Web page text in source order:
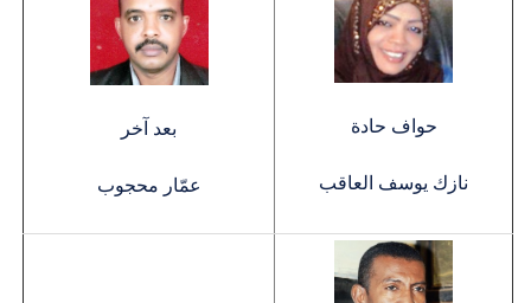
حواف حادة
نازك يوسف العاقب
بعد آخر
عمّار محجوب